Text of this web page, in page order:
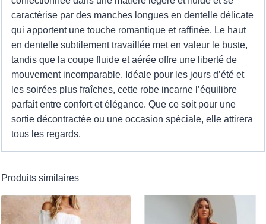
caractérise par des manches longues en dentelle délicate
qui apportent une touche romantique et raffinée. Le haut
en dentelle subtilement travaillée met en valeur le buste,
tandis que la coupe fluide et aérée offre une liberté de
mouvement incomparable. Idéale pour les jours d’été et
les soirées plus fraîches, cette robe incarne l’équilibre
parfait entre confort et élégance. Que ce soit pour une
sortie décontractée ou une occasion spéciale, elle attirera
tous les regards.
Produits similaires